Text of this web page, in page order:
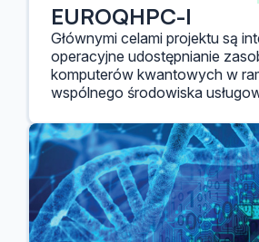
EUROQHPC-I
Głównymi celami projektu są
operacyjne udostępnianie
komputerów kwantowych w
wspólnego środowiska